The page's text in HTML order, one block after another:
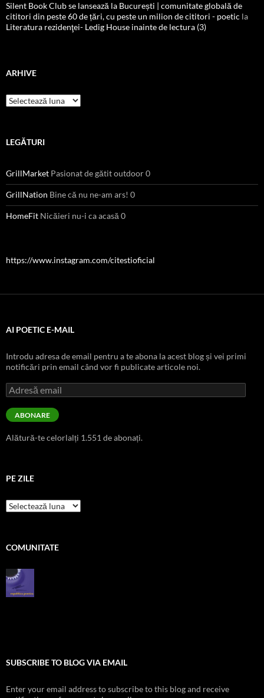
Silent Book Club se lansează la București | comunitate globală de
cititori din peste 60 de țări, cu peste un milion de cititori - poetic la
Literatura rezidenţei- Ledig House inainte de lectura (3)
ARHIVE
Arhive
LEGĂTURI
GrillMarket Pasionat de gătit outdoor 0
GrillNation Bine că nu ne-am ars! 0
HomeFit Nicăieri nu-i ca acasă 0
https://www.instagram.com/citestioficial
AI POETIC E-MAIL
Introdu adresa de email pentru a te abona la acest blog și vei primi
notificări prin email când vor fi publicate articole noi.
Adresă
email
ABONARE
Alătură-te celorlalți 1.551 de abonați.
PE ZILE
pe
zile
COMUNITATE
SUBSCRIBE TO BLOG VIA EMAIL
Enter your email address to subscribe to this blog and receive